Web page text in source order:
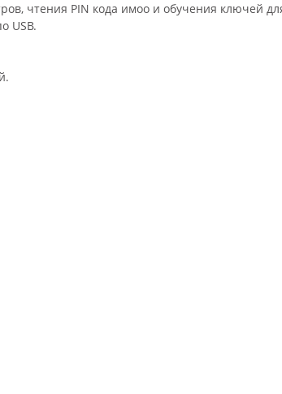
чтения PIN кода имоо и обучения ключей
USB.